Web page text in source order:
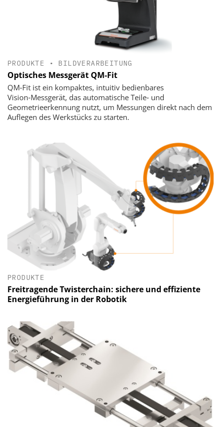
PRODUKTE • BILDVERARBEITUNG
Optisches Messgerät QM-Fit
QM‑Fit ist ein kompaktes, intuitiv bedienbares
Vision‑Messgerät, das automatische Teile‑ und
Geometrieerkennung nutzt, um Messungen direkt nach dem
Auflegen des Werkstücks zu starten.
PRODUKTE
Freitragende Twisterchain: sichere und effiziente
Energieführung in der Robotik